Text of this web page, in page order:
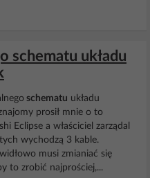
schematu układu
schematu układu
prosił mnie o to
Eclipse a właściciel zarządal
tych wychodzą 3 kable.
musi zmianiać się
to zrobić najprościej,...